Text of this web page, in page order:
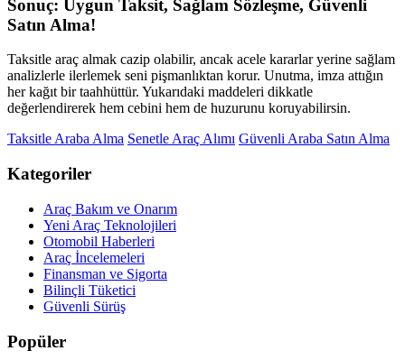
Sonuç: Uygun Taksit, Sağlam Sözleşme, Güvenli
Satın Alma!
Taksitle araç almak cazip olabilir, ancak acele kararlar yerine sağlam
analizlerle ilerlemek seni pişmanlıktan korur. Unutma, imza attığın
her kağıt bir taahhüttür. Yukarıdaki maddeleri dikkatle
değerlendirerek hem cebini hem de huzurunu koruyabilirsin.
Taksitle Araba Alma Senetle Araç Alımı Güvenli Araba Satın Alma
Kategoriler
Araç Bakım ve Onarım
Yeni Araç Teknolojileri
Otomobil Haberleri
Araç İncelemeleri
Finansman ve Sigorta
Bilinçli Tüketici
Güvenli Sürüş
Popüler